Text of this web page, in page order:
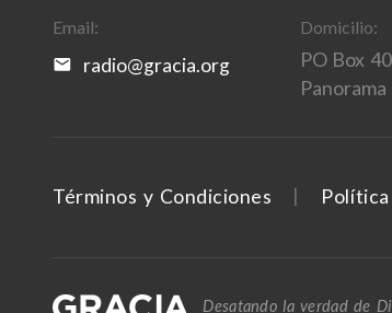
Email:
radio@gracia.org
Domicilio:
PO Box
Términos y Condiciones
Desatando la verdad de